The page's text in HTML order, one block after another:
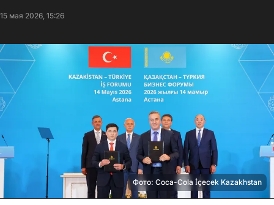
15 мая 2026, 15:26
Фото: Coca-Cola İçecek Kazakhstan